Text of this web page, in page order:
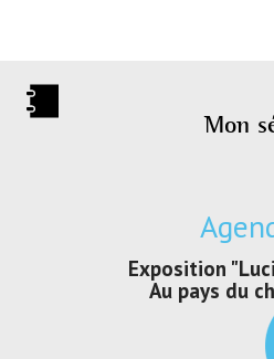
Mon
Exposition
Au pays du